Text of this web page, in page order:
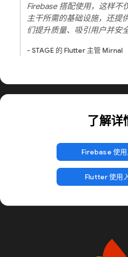
Firebase 搭配使用，这样不
主干所需的基础设施，还提
们提升质量、吸引用户并安
- STAGE 的 Flutter 主管 Mirnal
了解详
Firebase 使用
Flutter 使用